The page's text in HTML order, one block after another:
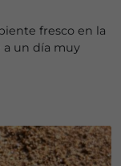
fresco en la
a un día muy